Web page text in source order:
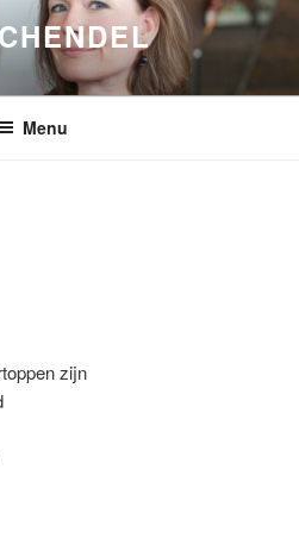
Menu
zijn